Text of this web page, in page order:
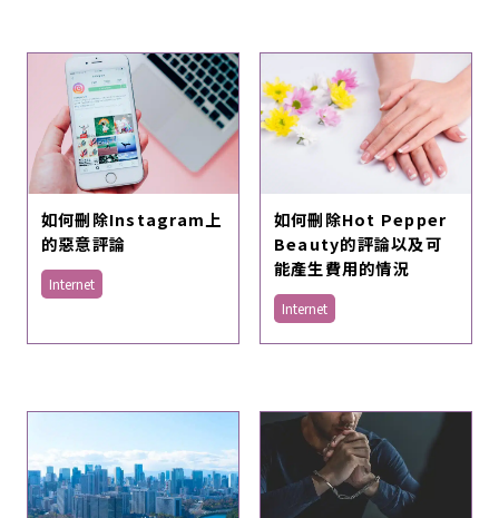
如何刪除Instagram上
的惡意評論
Internet
如何刪除Hot Pepper
Beauty的評論以及可
能產生費用的情況
Internet